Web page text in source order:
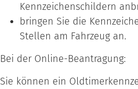
Kennzeichenschildern
bringen Sie die
Stellen am Fahrzeug an.
Bei der Online-Beantragung:
Sie können ein